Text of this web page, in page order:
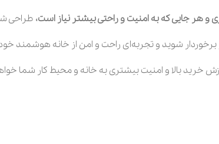
و هر جایی که به امنیت و راحتی بیشتر نیاز است، طراحی
برخوردار شوید و تجربه‌ای راحت و امن از خانه هوشمند
خرید بالا و امنیت بیشتری به خانه و محیط کار شما